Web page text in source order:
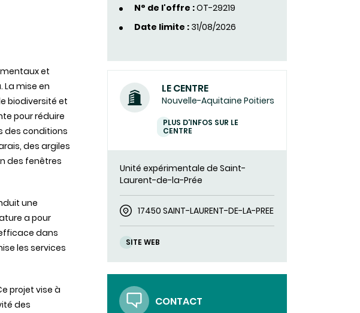
et
mise en
biodiversité et
pour réduire
des conditions
des argiles
des fenêtres
une
a pour
dans
les services
projet vise à
des
N° de l'offre :OT-29219
Date limite : 31/08/2026
LE CENTRE
Nouvelle-Aquitaine Poitiers
PLUS D'INFOS SUR LE
CENTRE
Unité expérimentale de Saint-
Laurent-de-la-Prée
17450 SAINT-LAURENT-DE-LA-PREE
SITE WEB
CONTACT